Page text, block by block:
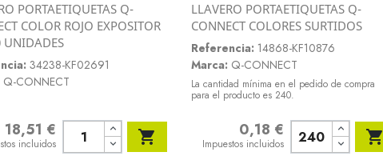
Vista rápida
PORTAETIQUETAS Q-
COLOR ROJO EXPOSITOR
UNIDADES
34238-KF02691
Q-CONNECT
18,51 €
incluidos 
Vista rápida
LLAVERO PORTAETIQUETAS Q-
CONNECT COLORES SURTIDOS
Referencia: 14868-KF10876
Marca: Q-CONNECT
La cantidad mínima en el pedido de compra
para el producto es 240.
0,18 €
Impuestos incluidos 